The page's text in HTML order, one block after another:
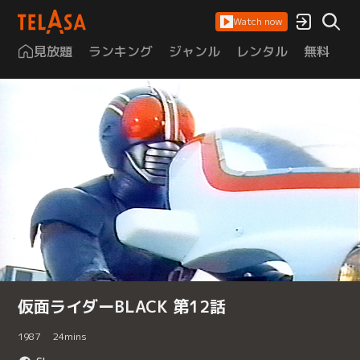
Watch now
見放題 ランキング ジャンル レンタル 無料
仮面ライダーBLACK 第12話
1987 24mins